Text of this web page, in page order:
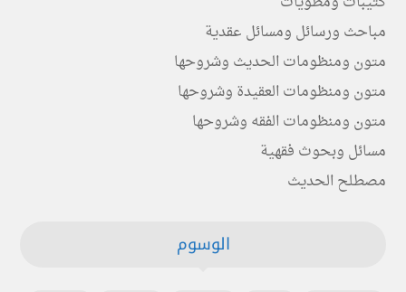
مباحث ورسائل ومسائل عقدية
متون ومنظومات الحديث وشروحها
متون ومنظومات العقيدة وشروحها
متون ومنظومات الفقه وشروحها
مسائل وبحوث فقهية
مصطلح الحديث
الوسوم